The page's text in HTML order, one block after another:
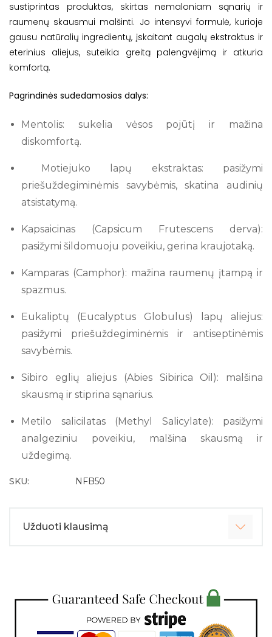
sustiprintas produktas, skirtas nemaloniam sąnarių ir
raumenų skausmui malšinti. Jo intensyvi formulė, kurioje
gausu natūralių ingredientų, įskaitant augalų ekstraktus ir
eterinius aliejus, suteikia greitą palengvėjimą ir atkuria
komfortą.
Pagrindinės sudedamosios dalys:
Mentolis: sukelia vėsos pojūtį ir mažina
diskomfortą.
Motiejuko lapų ekstraktas: pasižymi
priešuždegiminėmis savybėmis, skatina audinių
atsistatymą.
Kapsaicinas (Capsicum Frutescens derva):
pasižymi šildomuoju poveikiu, gerina kraujotaką.
Kamparas (Camphor): mažina raumenų įtampą ir
spazmus.
Eukaliptų (Eucalyptus Globulus) lapų aliejus:
pasižymi priešuždegiminėmis ir antiseptinėmis
savybėmis.
Sibiro eglių aliejus (Abies Sibirica Oil): malšina
skausmą ir stiprina sąnarius.
Metilo salicilatas (Methyl Salicylate): pasižymi
analgeziniu poveikiu, malšina skausmą ir
uždegimą.
SKU: NFB50
Užduoti klausimą